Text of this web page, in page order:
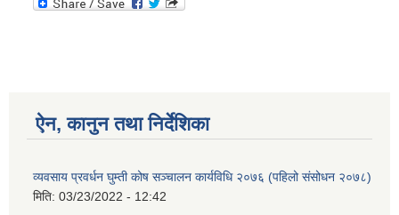
ऐन, कानुन तथा निर्देशिका
व्यवसाय प्रवर्धन घुम्ती कोष सञ्चालन कार्यविधि २०७६ (पहिलो संसोधन २०७८)
मिति: 03/23/2022 - 12:42